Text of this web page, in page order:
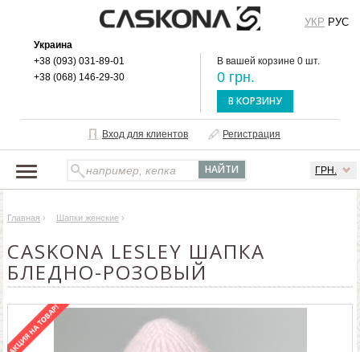
Украина
+38 (093) 031-89-01
+38 (068) 146-29-30
В вашей корзине 0 шт.
0 грн.
В КОРЗИНУ
Вход для клиентов Регистрация
ГРН.
УКР РУС
О БРЕНДЕ
ДОСТАВКА И ОПЛАТА
ОПТОВЫМ КЛИЕНТАМ
Главная › Шапки женские ›
CASKONA LESLEY ШАПКА
БЛЕДНО-РОЗОВЫЙ